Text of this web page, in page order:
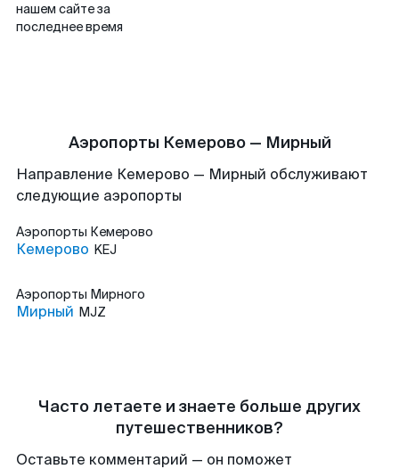
нашем сайте за
последнее время
Аэропорты Кемерово — Мирный
Направление Кемерово — Мирный обслуживают
следующие аэропорты
Аэропорты Кемерово
Кемерово KEJ
Аэропорты Мирного
Мирный MJZ
Часто летаете и знаете больше других
путешественников?
Оставьте комментарий — он поможет